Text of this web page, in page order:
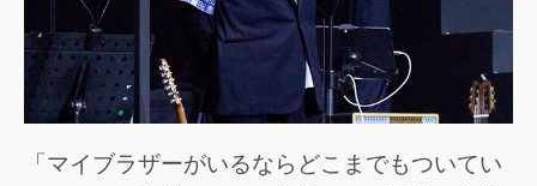
「マイブラザーがいるならどこまでもついてい